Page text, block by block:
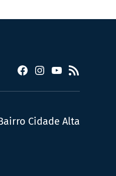
Facebook
Instagram
YouTube
RSS
Cidade Alta